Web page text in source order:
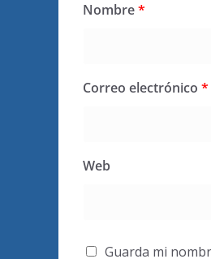
Nombre*
Correo electrónico *
Web
Guarda mi